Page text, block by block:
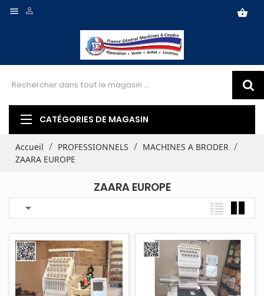
 shopping_basket

CATÉGORIES DE MAGASIN
Accueil PROFESSIONNELS
MACHINES A BRODER
ZAARA EUROPE
ZAARA EUROPE
